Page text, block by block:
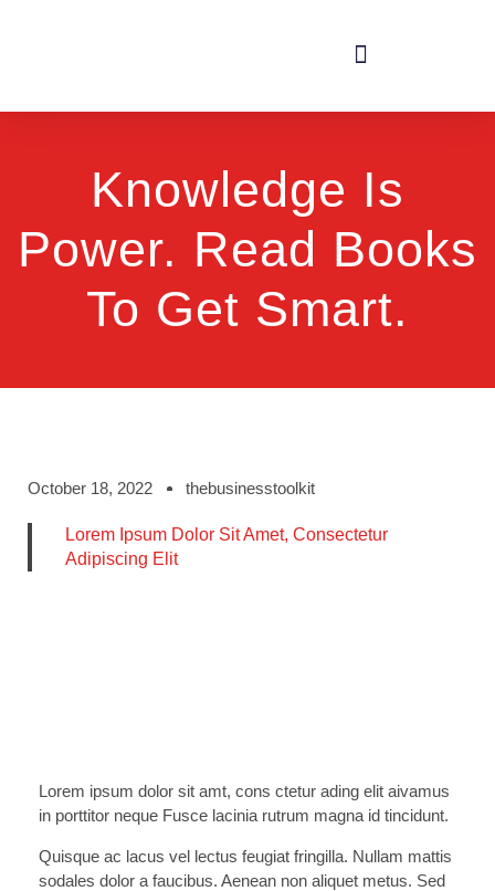
Knowledge Is
Power. Read Books
To Get Smart.
October 18, 2022 thebusinesstoolkit
Lorem Ipsum Dolor Sit Amet, Consectetur
Adipiscing Elit
Lorem ipsum dolor sit amt, cons ctetur ading elit aivamus
in porttitor neque Fusce lacinia rutrum magna id tincidunt.
Quisque ac lacus vel lectus feugiat fringilla. Nullam mattis
sodales dolor a faucibus. Aenean non aliquet metus. Sed